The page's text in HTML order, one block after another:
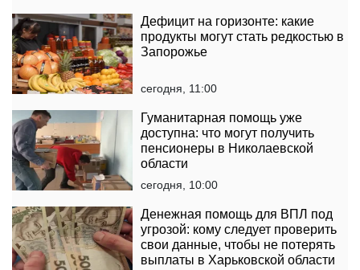
Дефицит на горизонте: какие
продукты могут стать редкостью в
Запорожье
сегодня, 11:00
Гуманитарная помощь уже
доступна: что могут получить
пенсионеры в Николаевской
области
сегодня, 10:00
Денежная помощь для ВПЛ под
угрозой: кому следует проверить
свои данные, чтобы не потерять
выплаты в Харьковской области